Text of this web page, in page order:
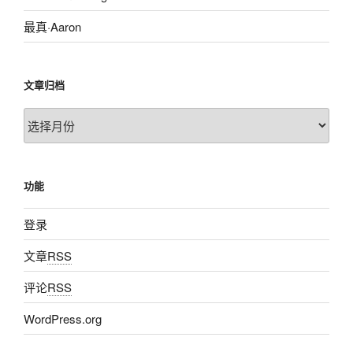
最真·Aaron
文章归档
文
章
功能
登录
文章RSS
评论RSS
WordPress.org